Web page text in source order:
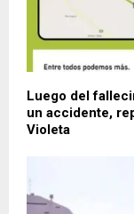
Luego del
un accidente,
Violeta